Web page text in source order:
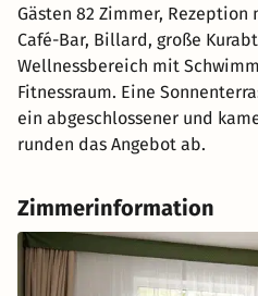
Gästen 82 Zimmer,
Café-Bar, Billard, große
Wellnessbereich mit
Fitnessraum. Eine
ein abgeschlossener und
runden das Angebot ab.
Zimmerinformation